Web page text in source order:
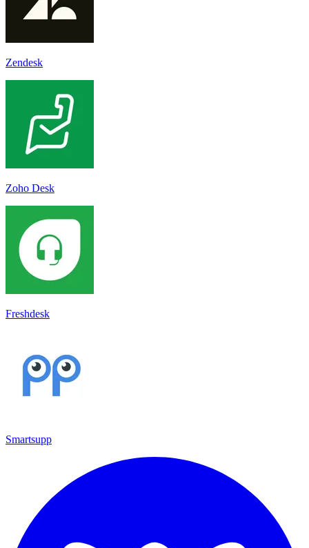
Zendesk
Zoho Desk
Freshdesk
Smartsupp